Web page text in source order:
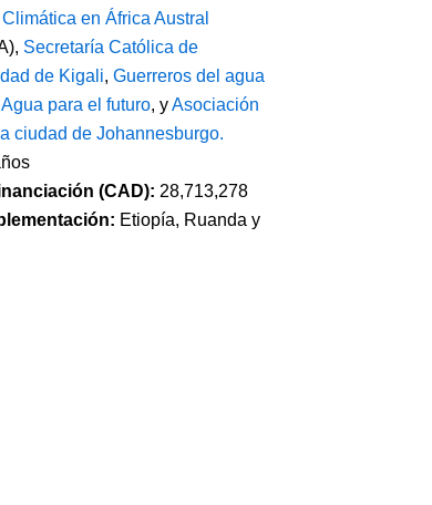
en África Austral
Secretaría Católica de
de Kigali, Guerreros del agua
Agua para el futuro, yAsociación
ciudad de Johannesburgo.
(CAD): 28,713,278
Etiopía, Ruanda y